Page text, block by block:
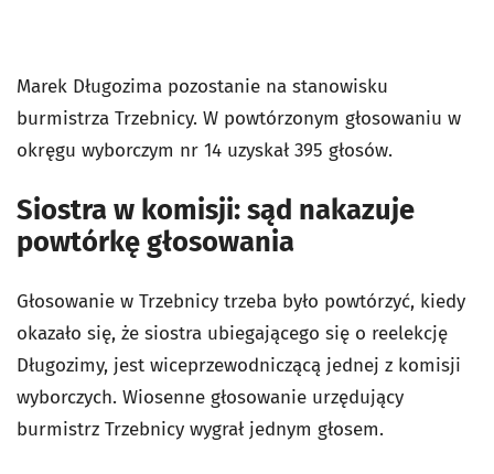
Marek Długozima pozostanie na stanowisku
burmistrza Trzebnicy. W powtórzonym głosowaniu w
okręgu wyborczym nr 14 uzyskał 395 głosów.
Siostra w komisji: sąd nakazuje
powtórkę głosowania
Głosowanie w Trzebnicy trzeba było powtórzyć, kiedy
okazało się, że siostra ubiegającego się o reelekcję
Długozimy, jest wiceprzewodniczącą jednej z komisji
wyborczych. Wiosenne głosowanie urzędujący
burmistrz Trzebnicy wygrał jednym głosem.